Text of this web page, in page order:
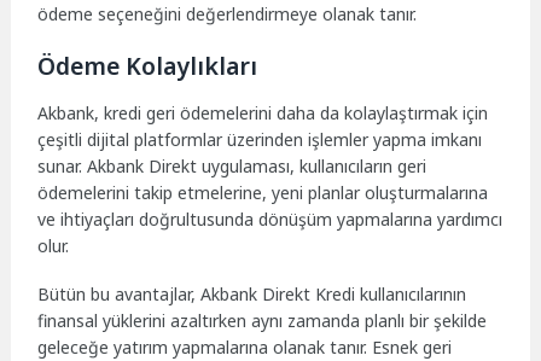
ödeme seçeneğini değerlendirmeye olanak tanır.
Ödeme Kolaylıkları
Akbank, kredi geri ödemelerini daha da kolaylaştırmak için
çeşitli dijital platformlar üzerinden işlemler yapma imkanı
sunar. Akbank Direkt uygulaması, kullanıcıların geri
ödemelerini takip etmelerine, yeni planlar oluşturmalarına
ve ihtiyaçları doğrultusunda dönüşüm yapmalarına yardımcı
olur.
Bütün bu avantajlar, Akbank Direkt Kredi kullanıcılarının
finansal yüklerini azaltırken aynı zamanda planlı bir şekilde
geleceğe yatırım yapmalarına olanak tanır. Esnek geri